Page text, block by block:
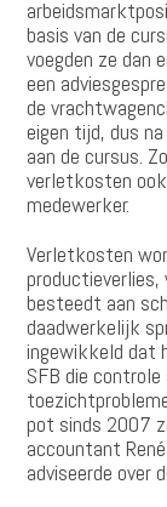
basis van de
voegden ze dan
een
de
eigen tijd, dus
aan de cursus.
verletkosten
medewerker.
Verletkosten
productieverlies,
besteedt aan
daadwerkelijk
ingewikkeld dat
SFB die
pot sinds 2007
accountant
adviseerde over